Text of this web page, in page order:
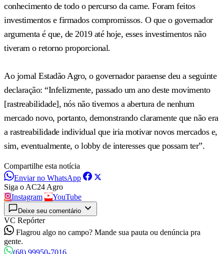
conhecimento de todo o percurso da carne. Foram feitos
investimentos e firmados compromissos. O que o governador
argumenta é que, de 2019 até hoje, esses investimentos não
tiveram o retorno proporcional.
Ao jornal Estadão Agro, o governador paraense deu a seguinte
declaração: “Infelizmente, passado um ano deste movimento
[rastreabilidade], nós não tivemos a abertura de nenhum
mercado novo, portanto, demonstrando claramente que não era
a rastreabilidade individual que iria motivar novos mercados e,
sim, eventualmente, o lobby de interesses que possam ter”.
Compartilhe esta notícia
Enviar no WhatsApp
Siga o AC24 Agro
Instagram
YouTube
Deixe seu comentário
VC Repórter
Flagrou algo no campo? Mande sua pauta ou denúncia pra
gente.
(68) 99950-7016